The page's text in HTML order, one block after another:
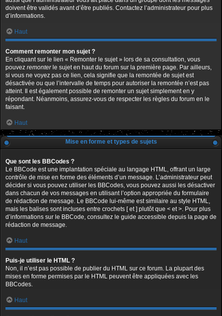
doivent être validés avant d’être publiés. Contactez l’administrateur pour plus
d’informations.
Haut
Comment remonter mon sujet ?
En cliquant sur le lien « Remonter le sujet » lors de sa consultation, vous
pouvez remonterle sujet en haut du forum sur la première page. Par ailleurs,
si vous ne voyez pas ce lien, cela signifie que la remontée de sujet est
désactivée ou que l’intervalle de temps pour autoriser la remontée n’est pas
atteint. Il est également possible de remonter un sujet simplement en y
répondant. Néanmoins, assurez-vous de respecter les règles du forum en le
faisant.
Haut
Mise en forme et types de sujets
Que sont les BBCodes ?
Le BBCode est une implantation spéciale au langage HTML, offrant un large
contrôle de mise en forme des éléments d’un message. L’administrateur peut
décider si vous pouvez utiliser les BBCodes, vous pouvez aussi les désactiver
dans chacun de vos messages en utilisant l’option appropriée du formulaire
de rédaction de message. Le BBCode lui-même est similaire au style HTML,
mais les balises sont incluses entre crochets [ et ] plutôt que < et >. Pour plus
d’informations sur le BBCode, consultez le guide accessible depuis la page de
rédaction de message.
Haut
Puis-je utiliser le HTML ?
Non, il n’est pas possible de publier du HTML sur ce forum. La plupart des
mises en forme permises par le HTML peuvent être appliquées avec les
BBCodes.
Haut